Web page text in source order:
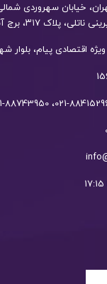
شماره ۲: تهران، خیابان
برج آسمان، طبقه همکف
اقتصادی پیام، بلوار